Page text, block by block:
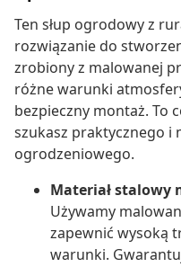
Ten słup ogrodowy z
rozwiązanie do
zrobiony z malowanej
różne warunki
bezpieczny montaż. To
szukasz praktycznego i
ogrodzeniowego.
Materiał stalowy
Używamy
zapewnić wysoką
warunki.